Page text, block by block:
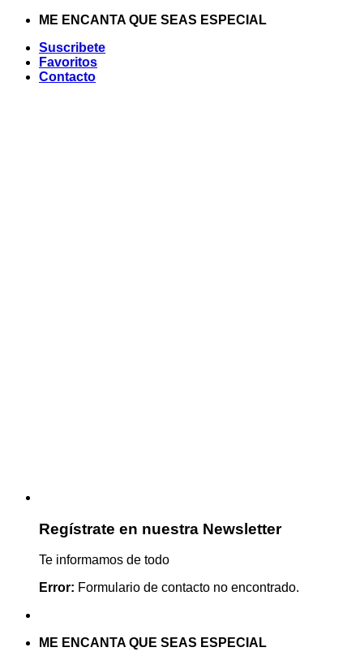
Saltar
contenido
ME ENCANTA QUE SEAS ESPECIAL
Suscribete
Favoritos
Contacto
Regístrate en nuestra Newsletter
Te informamos de todo
Error: Formulario de contacto no encontrado.
ME ENCANTA QUE SEAS ESPECIAL